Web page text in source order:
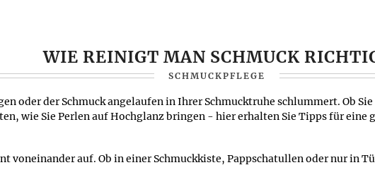
WIE REINIGT MAN SCHMUCK
SCHMUCKPFLEGE
oder der Schmuck angelaufen in Ihrer Schmucktruhe schlummert. Ob
wie Sie Perlen auf Hochglanz bringen - hier erhalten Sie Tipps für
voneinander auf. Ob in einer Schmuckkiste, Pappschatullen oder nur in